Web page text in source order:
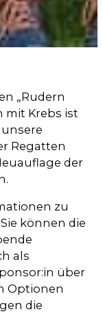
„Rudern
mit Krebs ist
Regatten
der
zu
können die
als
über
Optionen
die